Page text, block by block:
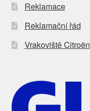
Reklamace
Reklamační řád
Vrakoviště Citroën